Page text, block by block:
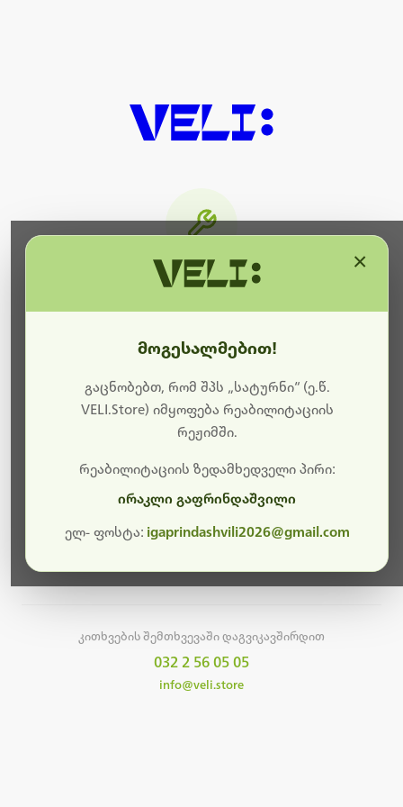
ბოდიშს გიხდით შეფერხებისთვის. ამჟამად
მიმდინარეობს საიტის განახლება და ტექნიკური
სამუშაოები.
მალე ისევ ხელმისაწვდომი იქნება. გმადლობთ
კითხვების შემთხვევაში დაგვიკავშირდით
032 2 56 05 05
info@veli.store
მოგესალმებით!
გაცნობებთ, რომ შპს „სატურნი“ (ე.წ.
VELI.Store) იმყოფება რეაბილიტაციის
რეჟიმში.
რეაბილიტაციის ზედამხედველი პირი:
ირაკლი გაფრინდაშვილი
ელ- ფოსტა: igaprindashvili2026@gmail.com
×